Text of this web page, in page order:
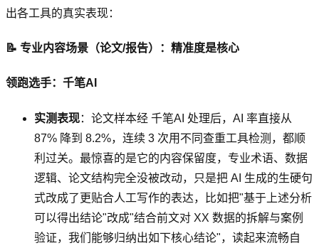
出各工具的真实表现：
📝 专业内容场景（论文/报告）：精准度是核心
领跑选手：千笔AI
实测表现：论文样本经 千笔AI 处理后，AI 率直接从
87% 降到 8.2%，连续 3 次用不同查重工具检测，都顺
利过关。最惊喜的是它的内容保留度，专业术语、数据
逻辑、论文结构完全没被改动，只是把 AI 生成的生硬句
式改成了更贴合人工写作的表达，比如把"基于上述分析
可以得出结论"改成"结合前文对 XX 数据的拆解与案例
验证，我们能够归纳出如下核心结论"，读起来流畅自